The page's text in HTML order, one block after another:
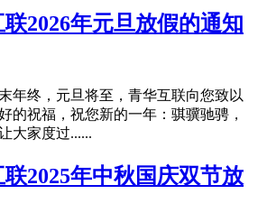
2026年元旦放假的通知
年终，元旦将至，青华互联向您致以
的祝福，祝您新的一年：骐骥驰骋，
大家度过......
2025年中秋国庆双节放